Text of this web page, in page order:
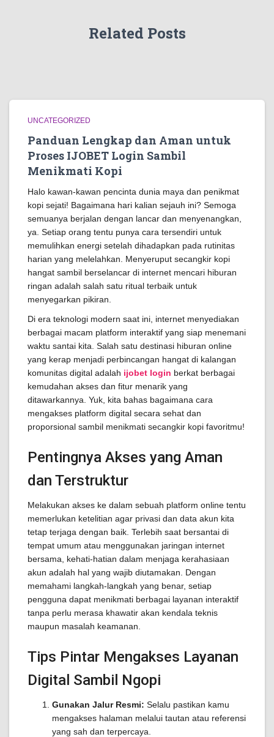
Related Posts
UNCATEGORIZED
Panduan Lengkap dan Aman untuk
Proses IJOBET Login Sambil
Menikmati Kopi
Halo kawan-kawan pencinta dunia maya dan penikmat
kopi sejati! Bagaimana hari kalian sejauh ini? Semoga
semuanya berjalan dengan lancar dan menyenangkan,
ya. Setiap orang tentu punya cara tersendiri untuk
memulihkan energi setelah dihadapkan pada rutinitas
harian yang melelahkan. Menyeruput secangkir kopi
hangat sambil berselancar di internet mencari hiburan
ringan adalah salah satu ritual terbaik untuk
menyegarkan pikiran.
Di era teknologi modern saat ini, internet menyediakan
berbagai macam platform interaktif yang siap menemani
waktu santai kita. Salah satu destinasi hiburan online
yang kerap menjadi perbincangan hangat di kalangan
komunitas digital adalah ijobet login berkat berbagai
kemudahan akses dan fitur menarik yang
ditawarkannya. Yuk, kita bahas bagaimana cara
mengakses platform digital secara sehat dan
proporsional sambil menikmati secangkir kopi favoritmu!
Pentingnya Akses yang Aman
dan Terstruktur
Melakukan akses ke dalam sebuah platform online tentu
memerlukan ketelitian agar privasi dan data akun kita
tetap terjaga dengan baik. Terlebih saat bersantai di
tempat umum atau menggunakan jaringan internet
bersama, kehati-hatian dalam menjaga kerahasiaan
akun adalah hal yang wajib diutamakan. Dengan
memahami langkah-langkah yang benar, setiap
pengguna dapat menikmati berbagai layanan interaktif
tanpa perlu merasa khawatir akan kendala teknis
maupun masalah keamanan.
Tips Pintar Mengakses Layanan
Digital Sambil Ngopi
Gunakan Jalur Resmi: Selalu pastikan kamu
mengakses halaman melalui tautan atau referensi
yang sah dan terpercaya.